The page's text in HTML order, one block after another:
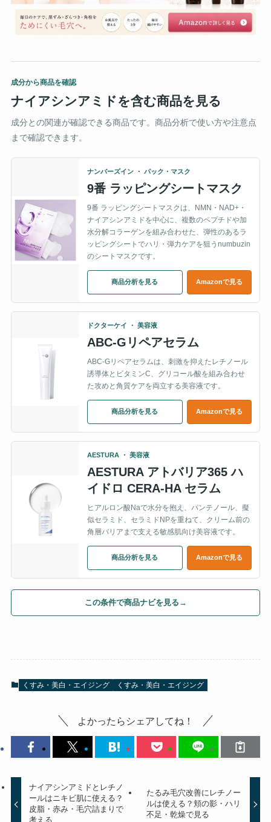
成分から商品を確認
ナイアシンアミドを含む商品を見る
成分との関連が確認できる商品です。商品分析で使い方や注意点
まで確認できます。
ナンバーズイン ・ パック・マスク
9番 ラッピングシートマスク
9番 ラッピングシートマスクは、NMN・NAD+・
ナイアシンアミドを中心に、複数のペプチドや加
水分解コラーゲンを組み合わせた、弾性のあるラ
ッピングシートでハリ・弾力ケアを狙うnumbuzin
のシートマスクです。
商品分析を見る Amazonで見る
ドクターケイ ・ 美容液
ABC-Gリペアセラム
ABC-Gリペアセラムは、刺激を抑えたレチノール
誘導体とビタミンC、グリコール酸を組み合わせ
た攻めと角質ケアを両立する美容液です。
商品分析を見る Amazonで見る
AESTURA ・ 美容液
AESTURA アトバリア365 ハ
イドロ CERA-HA セラム
ヒアルロン酸Naで水分を抱え、パンテノール、擬
似セラミド、セラミドNPを重ねて、クリーム前の
角層バリアまで支える敏感肌向け美容液です。
商品分析を見る Amazonで見る
この条件で商品ナビを見る →
くすみ・美白・エイジング くすみ・美白・エイジング
よかったらシェアしてね！
ナイアシンアミドとレチノ
ールはニキビ肌に使える？
皮脂・赤み・毛穴詰まりで
考える
たるみ毛穴改善にレチノー
ルは使える？頬の影・ハリ
不足・乾燥で見る